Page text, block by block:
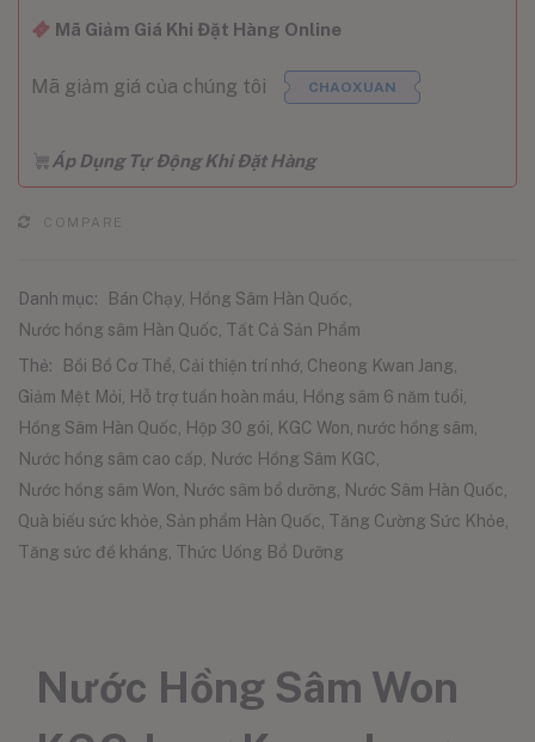
Mã Giảm Giá Khi Đặt Hàng Online
Mã giảm giá của chúng tôi CHAOXUAN
Áp Dụng Tự Động Khi Đặt Hàng
COMPARE
Danh mục: Bán Chạy Hồng Sâm Hàn Quốc
Nước hồng sâm Hàn Quốc Tất Cả Sản Phẩm
Thẻ:
Bồi Bổ Cơ Thể Cải thiện trí nhớ Cheong Kwan Jang
Giảm Mệt Mỏi
Hỗ trợ tuần hoàn máu Hồng sâm 6 năm tuổi
Hồng Sâm Hàn Quốc
Hộp 30 gói KGC Won nước hồng sâm
Nước hồng sâm cao cấp
Nước Hồng Sâm KGC
Nước hồng sâm Won
Nước sâm bổ dưỡng Nước Sâm Hàn Quốc
Quà biếu sức khỏe Sản phẩm Hàn Quốc Tăng Cường Sức Khỏe
Tăng sức đề kháng Thức Uống Bổ Dưỡng
Nước Hồng Sâm Won